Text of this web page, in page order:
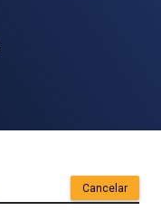
Cancelar